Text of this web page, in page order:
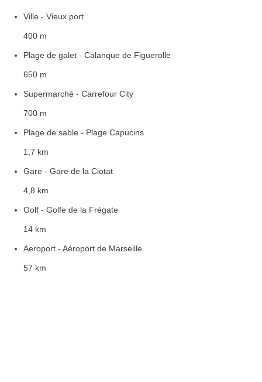
Ville - Vieux port
400 m
Plage de galet - Calanque de Figuerolle
650 m
Supermarché - Carrefour City
700 m
Plage de sable - Plage Capucins
1,7 km
Gare - Gare de la Ciotat
4,8 km
Golf - Golfe de la Frégate
14 km
Aeroport - Aéroport de Marseille
57 km